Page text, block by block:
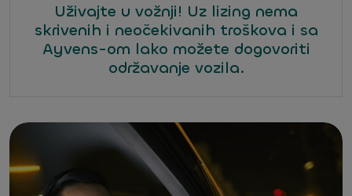
Uživajte u vožnji! Uz lizing nema
skrivenih i neočekivanih troškova i sa
Ayvens-om lako možete dogovoriti
održavanje vozila.